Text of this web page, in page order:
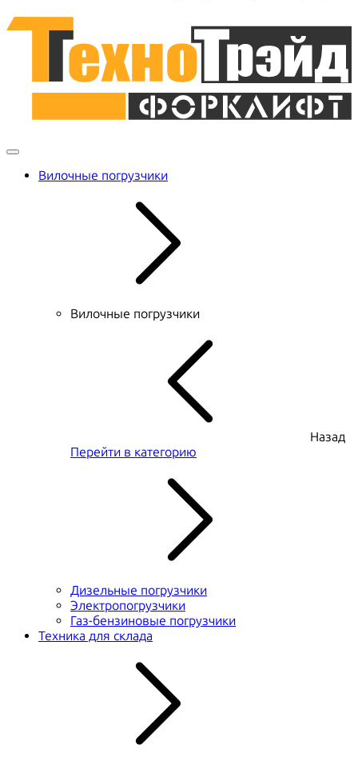
Вилочные погрузчики
Вилочные погрузчики
Назад
Перейти в категорию
Дизельные погрузчики
Электропогрузчики
Газ-бензиновые погрузчики
Техника для склада